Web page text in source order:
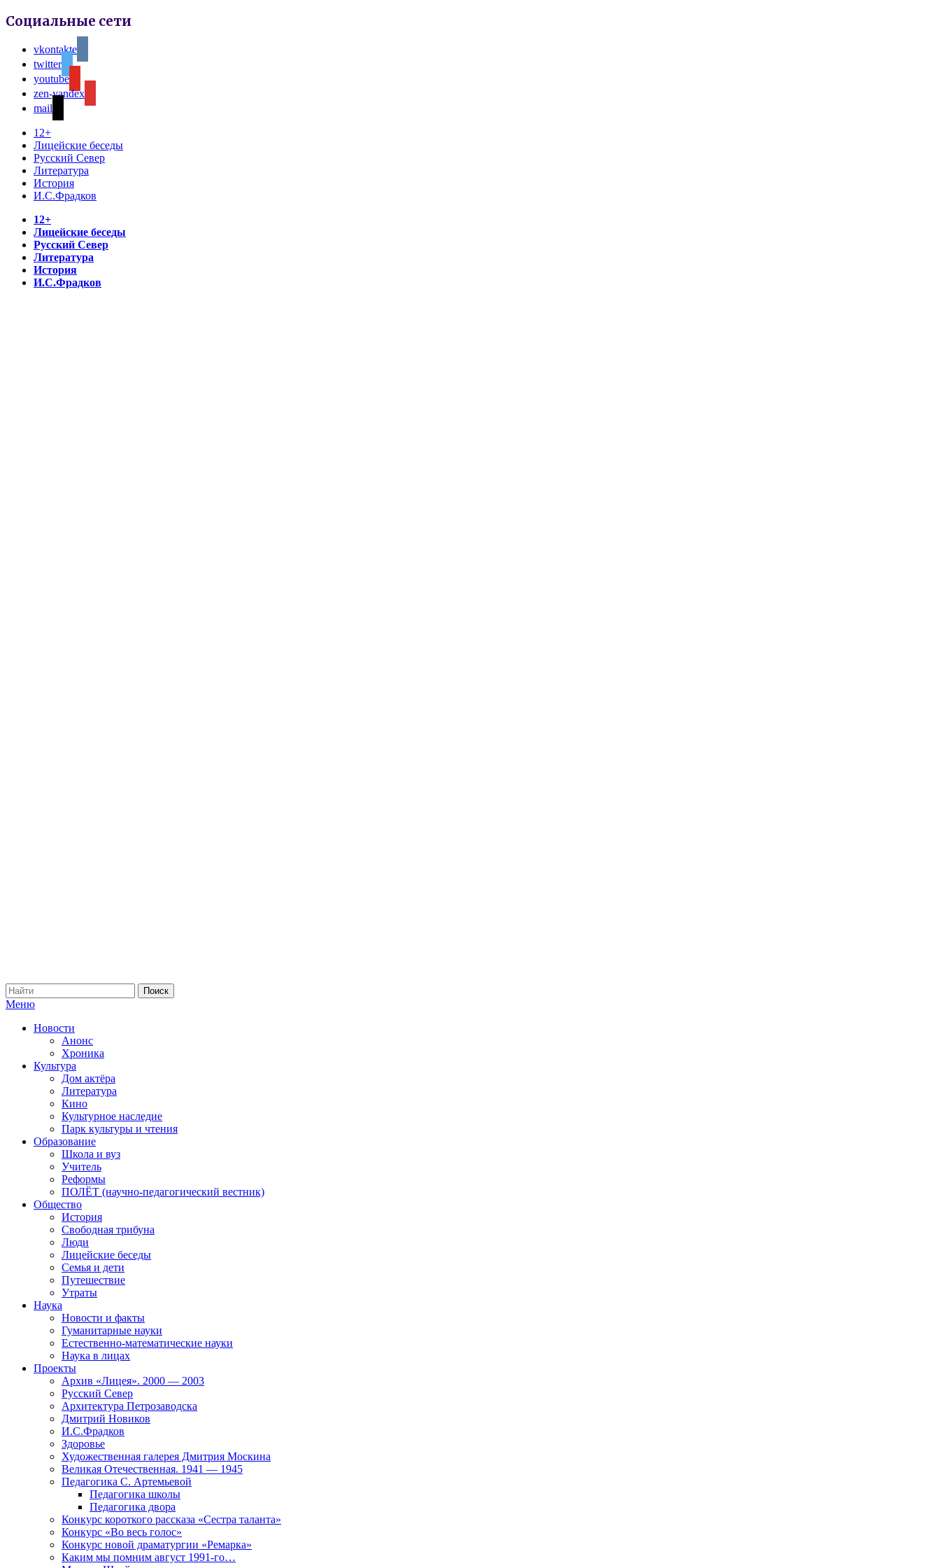
Социальные сети
vkontakte
twitter
youtube
zen-yandex
mail
12+
Лицейские беседы
Русский Север
Литература
История
И.С.Фрадков
12+
Лицейские беседы
Русский Север
Литература
История
И.С.Фрадков
Меню
Новости
Анонс
Хроника
Культура
Дом актёра
Литература
Кино
Культурное наследие
Парк культуры и чтения
Образование
Школа и вуз
Учитель
Реформы
ПОЛЁТ (научно-педагогический вестник)
Общество
История
Свободная трибуна
Люди
Лицейские беседы
Семья и дети
Путешествие
Утраты
Наука
Новости и факты
Гуманитарные науки
Естественно-математические науки
Наука в лицах
Проекты
Архив «Лицея». 2000 — 2003
Русский Север
Архитектура Петрозаводска
Дмитрий Новиков
И.С.Фрадков
Здоровье
Художественная галерея Дмитрия Москина
Великая Отечественная. 1941 — 1945
Педагогика С. Артемьевой
Педагогика школы
Педагогика двора
Конкурс короткого рассказа «Сестра таланта»
Конкурс «Во весь голос»
Конкурс новой драматургии «Ремарка»
Каким мы помним август 1991-го…